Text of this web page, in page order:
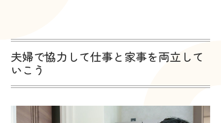
夫婦で協力して仕事と家事を両立して
いこう